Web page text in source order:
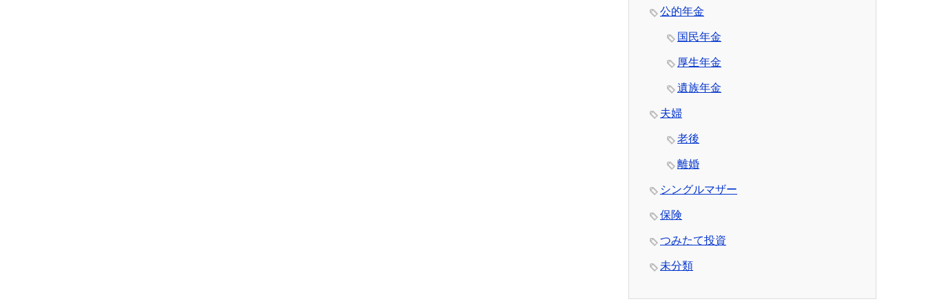
公的年金
国民年金
厚生年金
遺族年金
夫婦
老後
離婚
シングルマザー
保険
つみたて投資
未分類